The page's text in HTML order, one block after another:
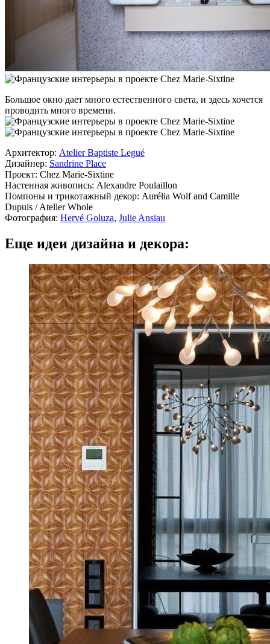
Большое окно дает много естественного света, и здесь хочется
проводить много времени.
Архитектор: Atelier Baptiste Legué
Дизайнер: Sandrine Place
Проект: Chez Marie-Sixtine
Настенная живопись: Alexandre Poulaillon
Помпоны и трикотажный декор: Aurélia Wolf and Camille
Dupuis / Atelier Whole
Фотография: Hervé Goluza, Julie Ansiau
Еще идеи дизайна и декора: